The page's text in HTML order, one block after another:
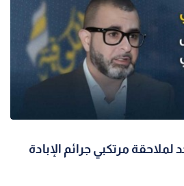
مرتكبي جرائم الإبادة